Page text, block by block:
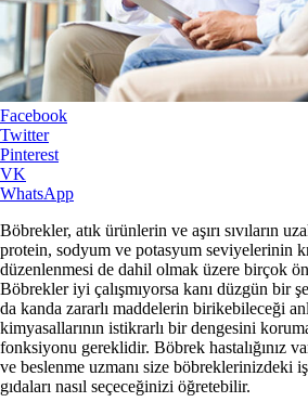
Facebook
Twitter
Pinterest
VK
WhatsApp
Böbrekler, atık ürünlerin ve aşırı sıvıların
protein, sodyum ve potasyum seviyelerinin
düzenlenmesi de dahil olmak üzere birçok
Böbrekler iyi çalışmıyorsa kanı düzgün bir
da kanda zararlı maddelerin birikebileceği
kimyasallarının istikrarlı bir dengesini
fonksiyonu gereklidir. Böbrek hastalığınız
ve beslenme uzmanı size böbreklerinizdeki
gıdaları nasıl seçeceğinizi öğretebilir.